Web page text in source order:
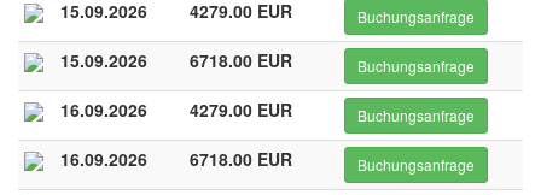
15.09.2026 4279.00 EUR Buchungsanfrage
15.09.2026 6718.00 EUR Buchungsanfrage
16.09.2026 4279.00 EUR Buchungsanfrage
16.09.2026 6718.00 EUR Buchungsanfrage